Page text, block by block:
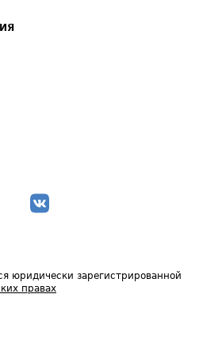
юридически зарегистрированной
правах